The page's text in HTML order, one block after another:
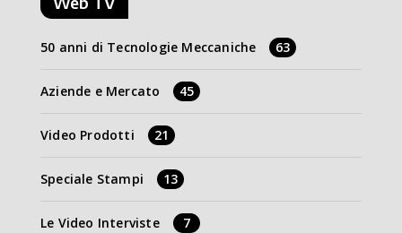
50 anni di Tecnologie Meccaniche 63
Aziende e Mercato 45
Video Prodotti 21
Speciale Stampi 13
Le Video Interviste 7